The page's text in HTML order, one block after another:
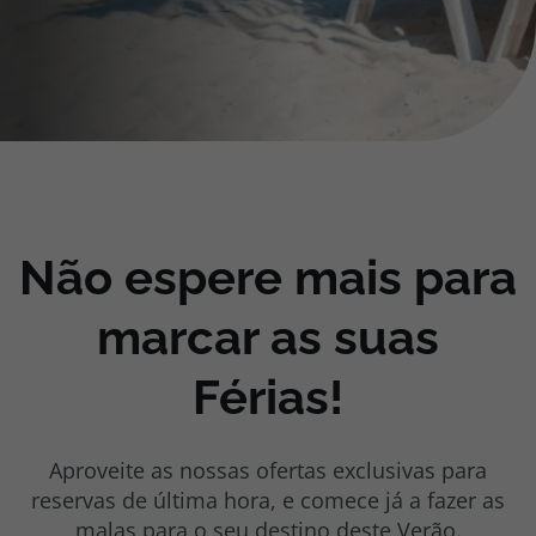
Rede de Lojas
Blog TopViagens
Área de Cliente
Não espere mais para
marcar as suas
Férias!
Aproveite as nossas ofertas exclusivas para
reservas de última hora, e comece já a fazer as
malas para o seu destino deste Verão.